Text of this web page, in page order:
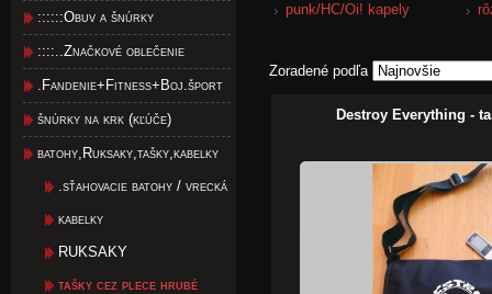
::::::Obuv a šnúrky
::::..Značkové oblečenie
.Fandenie+Fitness+Boj.šport
šnúrky na krk (kľúče)
batohy,Ruksaky,tašky,kabelky
.sťahovacie batohy / vrecká
kabelky
RUKSAKY
tašky cez plece hrubé
punk/HC/Oi! kapely
Zoradené podľa
Destroy Everything -